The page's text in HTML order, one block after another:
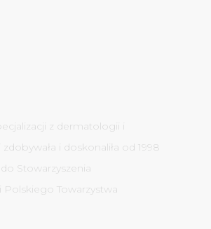
z dermatologii i
i doskonaliła od 1998
Stowarzyszenia
Towarzystwa